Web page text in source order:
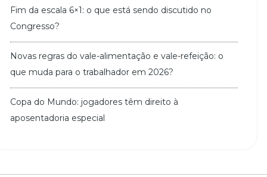
Fim da escala 6×1: o que está sendo discutido no
Congresso?
Novas regras do vale-alimentação e vale-refeição: o
que muda para o trabalhador em 2026?
Copa do Mundo: jogadores têm direito à
aposentadoria especial